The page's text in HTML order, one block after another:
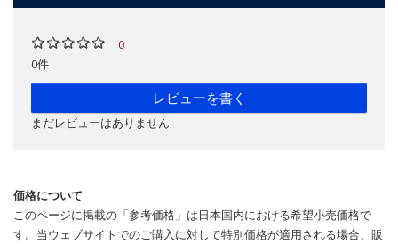
0
0件
レビューを書く
まだレビューはありません
価格について
このページに掲載の「参考価格」は日本国内における希望小売価格で
す。当ウェブサイトでのご購入に対して特別価格が適用される場合、販